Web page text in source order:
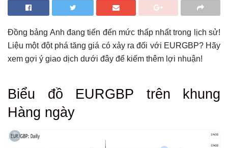
Đồng bảng Anh đang tiến đến mức thấp nhất trong lịch sử!
Liệu một đột phá tăng giá có xảy ra đối với EURGBP? Hãy
xem gợi ý giao dịch dưới đây để kiếm thêm lợi nhuận!
Tổng hợp bài viết
Có thể bạn chưa biết
Biểu đồ EURGBP trên khung
Hàng ngày